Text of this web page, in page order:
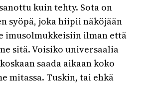
kuin tehty. Sota on
syöpä, joka hiipii näköjään
imusolmukkeisiin ilman että
sitä. Voisiko universaalia
saada aikaan koko
mitassa. Tuskin, tai ehkä